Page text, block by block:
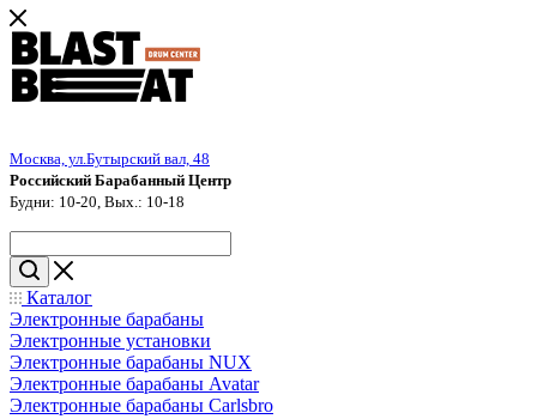
Москва, ул.Бутырский вал, 48
Российский Барабанный Центр
Будни: 10-20, Вых.: 10-18
Каталог
Электронные барабаны
Электронные установки
Электронные барабаны NUX
Электронные барабаны Avatar
Электронные барабаны Carlsbro